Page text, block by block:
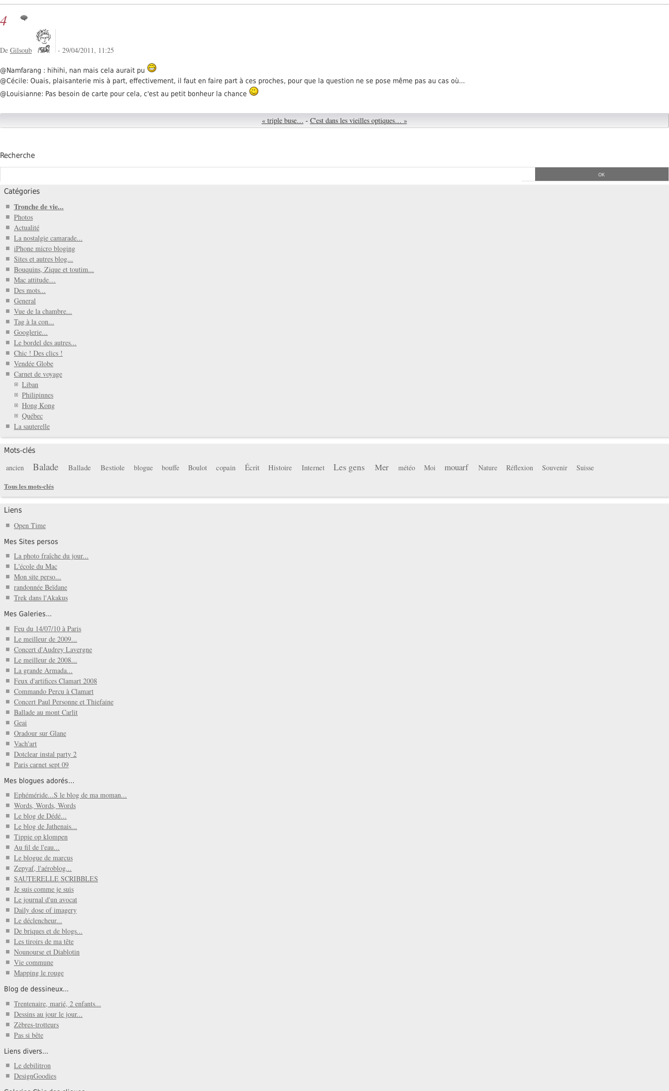
4
De Gilsoub - 29/04/2011, 11:25
@Namfarang : hihihi, nan mais cela aurait pu
@Cécile: Ouais, plaisanterie mis à part, effectivement, il faut en faire part à ces proches, pour que la question ne se pose même pas au cas où...
@Louisianne: Pas besoin de carte pour cela, c'est au petit bonheur la chance
« triple buse… - C'est dans les vieilles optiques… »
Recherche
Catégories
Tronche de vie...
Photos
Actualité
La nostalgie camarade...
iPhone micro bloging
Sites et autres blog...
Bouquins, Zique et toutim...
Mac attitude…
Des mots...
General
Vue de la chambre...
Tag à la con...
Googlerie...
Le bordel des autres...
Chic ! Des clics !
Vendée Globe
Carnet de voyage
Liban
Philipinnes
Hong Kong
Québec
La sauterelle
Mots-clés
ancien Balade Ballade Bestiole blogue bouffe Boulot copain Écrit Histoire Internet Les gens Mer météo Moi mouarf Nature Réflexion Souvenir
Suisse
Tous les mots-clés
Liens
Open Time
Mes Sites persos
La photo fraîche du jour...
L'école du Mac
Mon site perso...
randonnée Beïdane
Trek dans l'Akakus
Mes Galeries...
Feu du 14/07/10 à Paris
Le meilleur de 2009...
Concert d'Audrey Lavergne
Le meilleur de 2008...
La grande Armada...
Feux d'artifices Clamart 2008
Commando Percu à Clamart
Concert Paul Personne et Thiefaine
Ballade au mont Carlit
Geai
Oradour sur Glane
Vach'art
Dotclear instal party 2
Paris carnet sept 09
Mes blogues adorés…
Ephéméride...S le blog de ma moman...
Words, Words, Words
Le blog de Dédé...
Le blog de Jathenais...
Tippie op klompen
Au fil de l'eau...
Le blogue de marcus
Zepyaf, l'aéroblog...
SAUTERELLE SCRIBBLES
Je suis comme je suis
Le journal d'un avocat
Daily dose of imagery
Le déclencheur...
De briques et de blogs...
Les tiroirs de ma tête
Nounourse et Diablotin
Vie commune
Mapping le rouge
Blog de dessineux...
Trentenaire, marié, 2 enfants...
Dessins au jour le jour...
Zèbres-trotteurs
Pas si bête
Liens divers...
Le debilitron
DesignGoodies